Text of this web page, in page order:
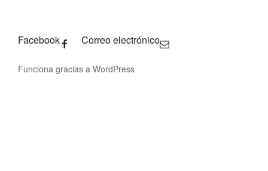
Facebook Correo electrónico
Funciona gracias a WordPress